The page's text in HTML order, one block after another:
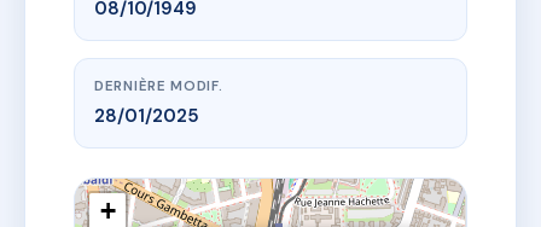
08/10/1949
DERNIÈRE MODIF.
28/01/2025
+